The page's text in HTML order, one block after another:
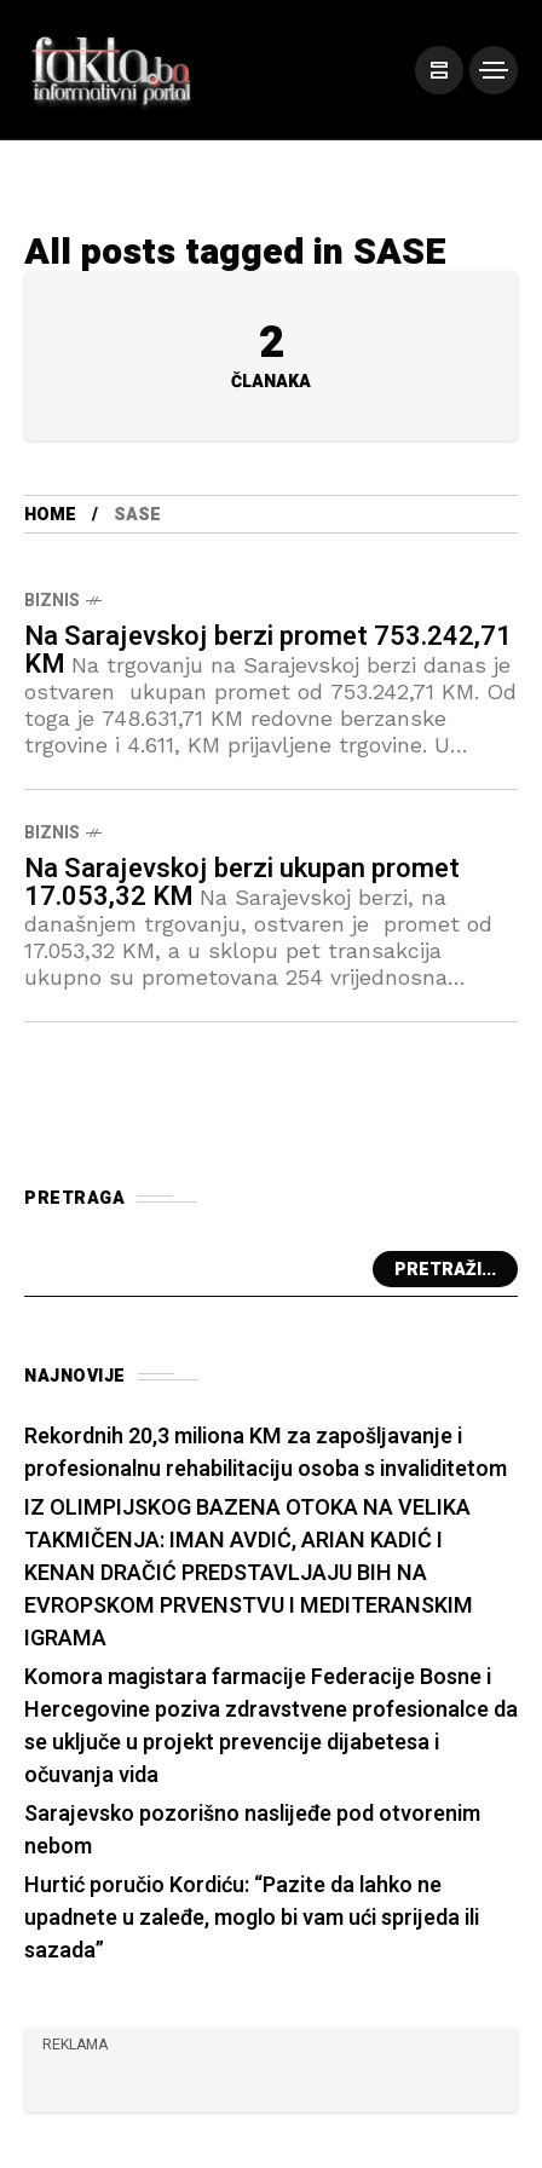
All posts tagged in SASE
2
ČLANAKA
HOME SASE
BIZNIS
Na Sarajevskoj berzi promet 753.242,71
KM Na trgovanju na Sarajevskoj berzi danas je
ostvaren ukupan promet od 753.242,71 KM. Od
toga je 748.631,71 KM redovne berzanske
trgovine i 4.611, KM prijavljene trgovine. U
BIZNIS
Na Sarajevskoj berzi ukupan promet
17.053,32 KM Na Sarajevskoj berzi, na
današnjem trgovanju, ostvaren je promet od
17.053,32 KM, a u sklopu pet transakcija
ukupno su prometovana 254 vrijednosna
mijenjala, dok
PRETRAGA
PRETRAŽI...
NAJNOVIJE
Rekordnih 20,3 miliona KM za zapošljavanje i
profesionalnu rehabilitaciju osoba s invaliditetom
IZ OLIMPIJSKOG BAZENA OTOKA NA VELIKA
TAKMIČENJA: IMAN AVDIĆ, ARIAN KADIĆ I
KENAN DRAČIĆ PREDSTAVLJAJU BIH NA
EVROPSKOM PRVENSTVU I MEDITERANSKIM
IGRAMA
Komora magistara farmacije Federacije Bosne i
Hercegovine poziva zdravstvene profesionalce da
se uključe u projekt prevencije dijabetesa i
očuvanja vida
Sarajevsko pozorišno naslijeđe pod otvorenim
nebom
Hurtić poručio Kordiću: “Pazite da lahko ne
upadnete u zaleđe, moglo bi vam ući sprijeda ili
sazada”
REKLAMA